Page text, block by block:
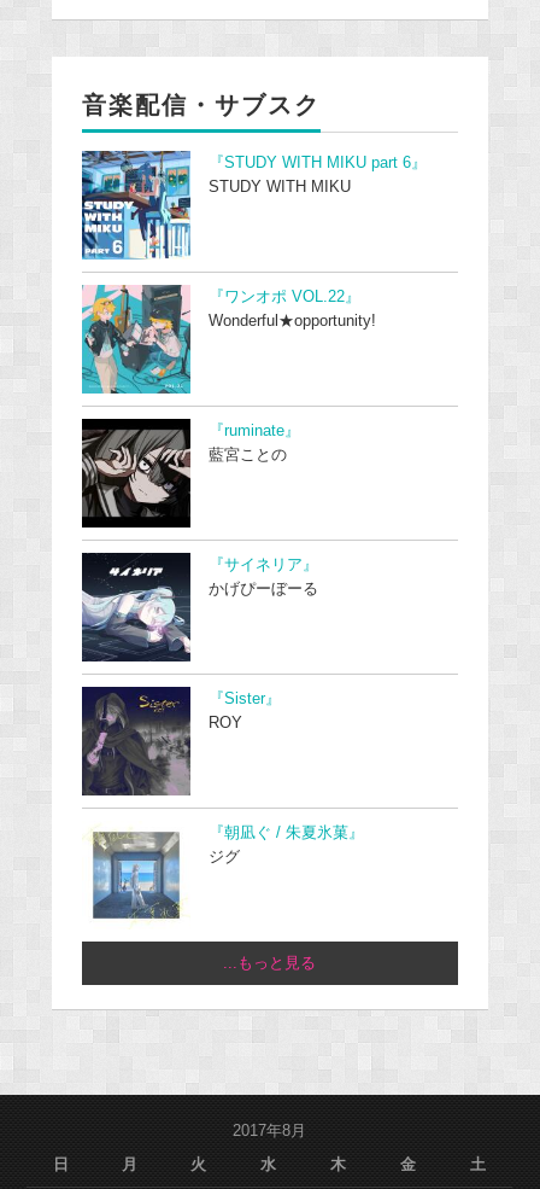
音楽配信・サブスク
『STUDY WITH MIKU part 6』
STUDY WITH MIKU
『ワンオポ VOL.22』
Wonderful★opportunity!
『ruminate』
藍宮ことの
『サイネリア』
かげぴーぼーる
『Sister』
ROY
『朝凪ぐ / 朱夏氷菓』
ジグ
...もっと見る
2017年8月
日
月 火 水 木 金 土